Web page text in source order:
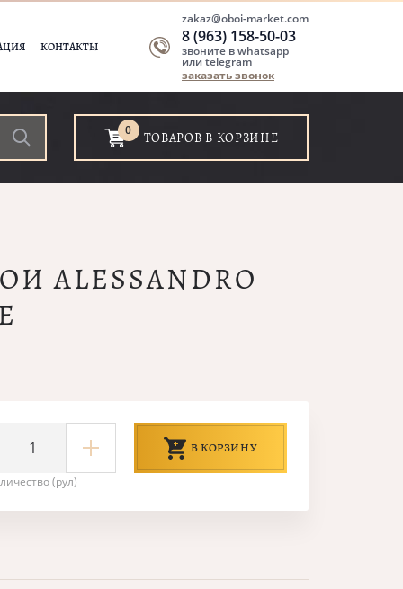
КОНТАКТЫ
zakaz@oboi-market.com
8 (963) 158-50-03
звоните в whatsapp
или telegram
заказать звонок
0 ТОВАРОВ В КОРЗИНЕ
ALESSANDRO
(рул)
В КОРЗИНУ